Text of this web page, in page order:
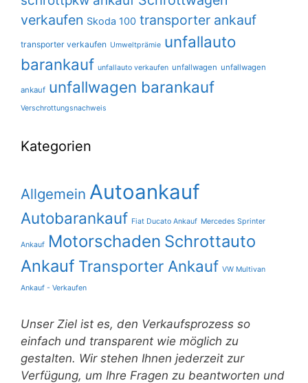
verkaufen Skoda 100 transporter ankauf
transporter verkaufen Umweltprämie unfallauto
barankauf unfallauto verkaufen unfallwagen unfallwagen
ankauf unfallwagen barankauf
Verschrottungsnachweis
Kategorien
Allgemein Autoankauf
Autobarankauf Fiat Ducato Ankauf Mercedes Sprinter
Ankauf Motorschaden Schrottauto
Ankauf Transporter Ankauf VW Multivan
Ankauf - Verkaufen
Unser Ziel ist es, den Verkaufsprozess so
einfach und transparent wie möglich zu
gestalten. Wir stehen Ihnen jederzeit zur
Verfügung, um Ihre Fragen zu beantworten und